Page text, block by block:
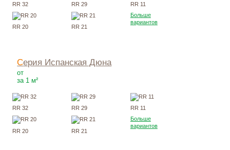
RR 32 RR 29 RR 11
RR 20 RR 21
Больше
вариантов
Серия Испанская Дюна
от
за 1 м²
RR 32 RR 29 RR 11
RR 20 RR 21
Больше
вариантов